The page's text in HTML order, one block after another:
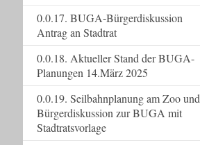
0.0.17. BUGA-Bürgerdiskussion
Antrag an Stadtrat
0.0.18. Aktueller Stand der BUGA-
Planungen 14.März 2025
0.0.19. Seilbahnplanung am Zoo und
Bürgerdiskussion zur BUGA mit
Stadtratsvorlage